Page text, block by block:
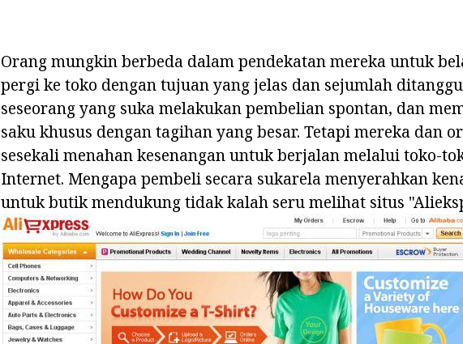
Orang mungkin berbeda dalam pendekatan mereka untuk
pergi ke toko dengan tujuan yang jelas dan sejumlah
seseorang yang suka melakukan pembelian spontan, dan
saku khusus dengan tagihan yang besar. Tetapi mereka dan
sesekali menahan kesenangan untuk berjalan melalui toko-
Internet. Mengapa pembeli secara sukarela menyerahkan
untuk butik mendukung tidak kalah seru melihat situs